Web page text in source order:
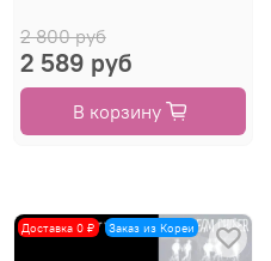
2 800 руб
2 589 руб
В корзину
Доставка 0 ₽ Заказ из Кореи